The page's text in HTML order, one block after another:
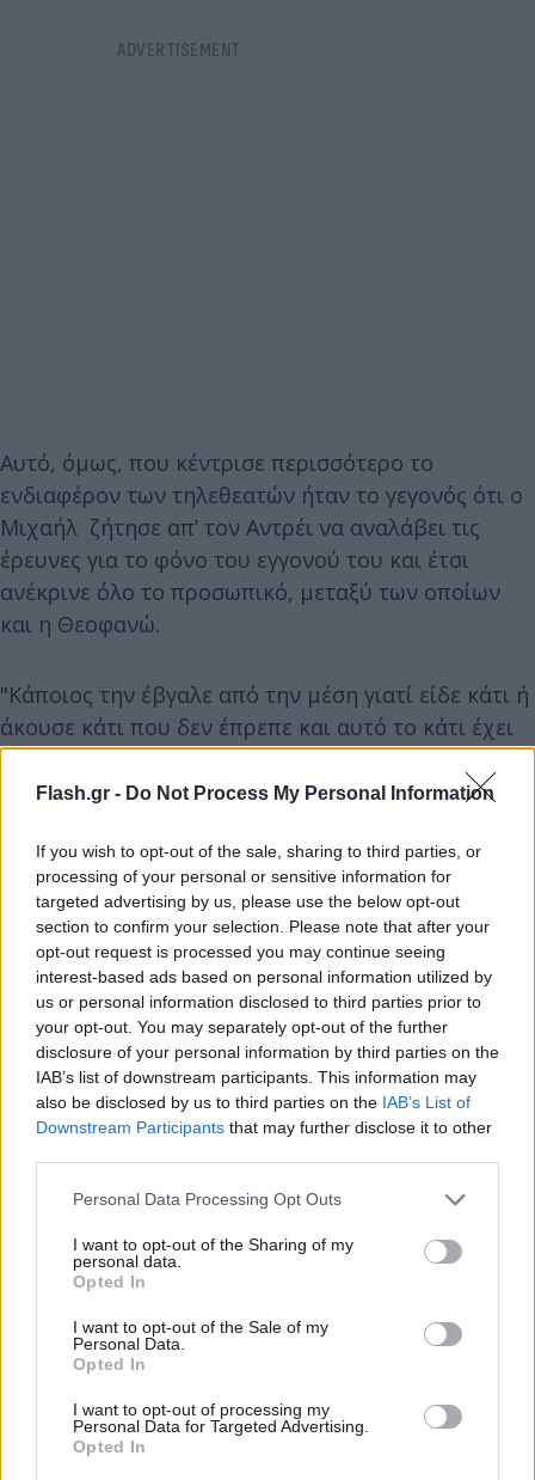
Flash.gr - Do Not Process My Personal Information
If you wish to opt-out of the sale, sharing to third parties, or
processing of your personal or sensitive information for
targeted advertising by us, please use the below opt-out
section to confirm your selection. Please note that after your
opt-out request is processed you may continue seeing
interest-based ads based on personal information utilized by
us or personal information disclosed to third parties prior to
your opt-out. You may separately opt-out of the further
disclosure of your personal information by third parties on the
IAB’s list of downstream participants. This information may
also be disclosed by us to third parties on the IAB’s List of
Downstream Participants that may further disclose it to other
Please note that this website/app uses one or more Google
not limited to your visit or usage behaviour. You may click to
grant or deny consent to Google and its third-party tags to
use your data for below specified purposes in below Google
consent section.
Personal Data Processing Opt Outs
I want to opt-out of the Sharing of my
personal data.
Opted In
I want to opt-out of the Sale of my
Personal Data.
Opted In
I want to opt-out of processing my
Personal Data for Targeted Advertising.
Opted In
Αυτό, όμως, που κέντρισε περισσότερο το
ενδιαφέρον των τηλεθεατών ήταν το γεγονός ότι ο
Μιχαήλ ζήτησε απ’ τον Αντρέι να αναλάβει τις
έρευνες για το φόνο του εγγονού του και έτσι
ανέκρινε όλο το προσωπικό, μεταξύ των οποίων
και η Θεοφανώ.
"Κάποιος την έβγαλε από την μέση γιατί είδε κάτι ή
άκουσε κάτι που δεν έπρεπε και αυτό το κάτι έχει
να κάνει με τον γιό σου…. ΜΑΡΚΟ"
#Magissa pic.twitter.com/0KF4kI0giX
— 𝒦𝒶𝓁𝓁𝒾ℴ𝓅𝒾 ☁︎ (@aka__kal)October 9, 2023